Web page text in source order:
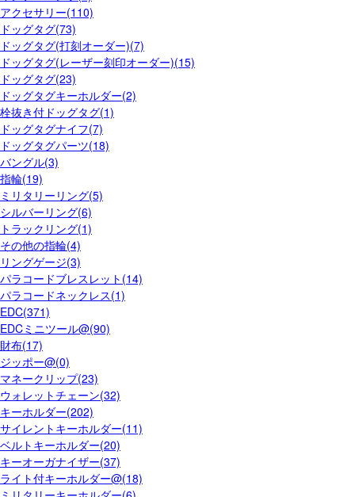
アクセサリー(110)
ドッグタグ(73)
ドッグタグ(打刻オーダー)(7)
ドッグタグ(レーザー刻印オーダー)(15)
ドッグタグ(23)
ドッグタグキーホルダー(2)
栓抜き付ドッグタグ(1)
ドッグタグナイフ(7)
ドッグタグパーツ(18)
バングル(3)
指輪(19)
ミリタリーリング(5)
シルバーリング(6)
トラックリング(1)
その他の指輪(4)
リングゲージ(3)
パラコードブレスレット(14)
パラコードネックレス(1)
EDC(371)
EDCミニツール@(90)
財布(17)
ジッポー@(0)
マネークリップ(23)
ウォレットチェーン(32)
キーホルダー(202)
サイレントキーホルダー(11)
ベルトキーホルダー(20)
キーオーガナイザー(37)
ライト付キーホルダー@(18)